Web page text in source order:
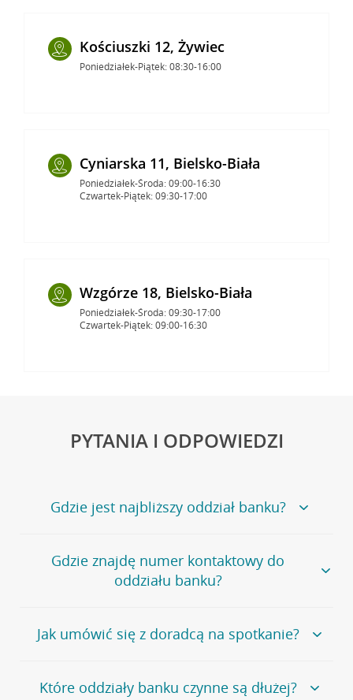
Kościuszki 12, Żywiec
Poniedziałek-Piątek: 08:30-16:00
Cyniarska 11, Bielsko-Biała
Poniedziałek-Środa: 09:00-16:30
Czwartek-Piątek: 09:30-17:00
Wzgórze 18, Bielsko-Biała
Poniedziałek-Środa: 09:30-17:00
Czwartek-Piątek: 09:00-16:30
PYTANIA I ODPOWIEDZI
Gdzie jest najbliższy oddział banku?
Jeśli szukasz oddziału naszego banku, zapraszamy na
stronęPlacówki i bankomaty, na której znajduje się
wygodna wyszukiwarka.
oddziałów
Gdzie znajdę numer kontaktowy do
oddziału banku?
Bank Credit Agricole nie udostępnia ogólnego numeru
telefonu do placówki bankowej.
umówienia się z doradcą w placówce bankowej .
Jak umówić się z doradcą na spotkanie?
Jeśli jesteś już naszym
klientemmożeszsamodzielnieumówić się na spotkanie z
Które oddziały banku czynne są dłużej?